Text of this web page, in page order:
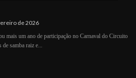
de 2026
mais um ano de participação no Carnaval do Circuito
samba raiz e...